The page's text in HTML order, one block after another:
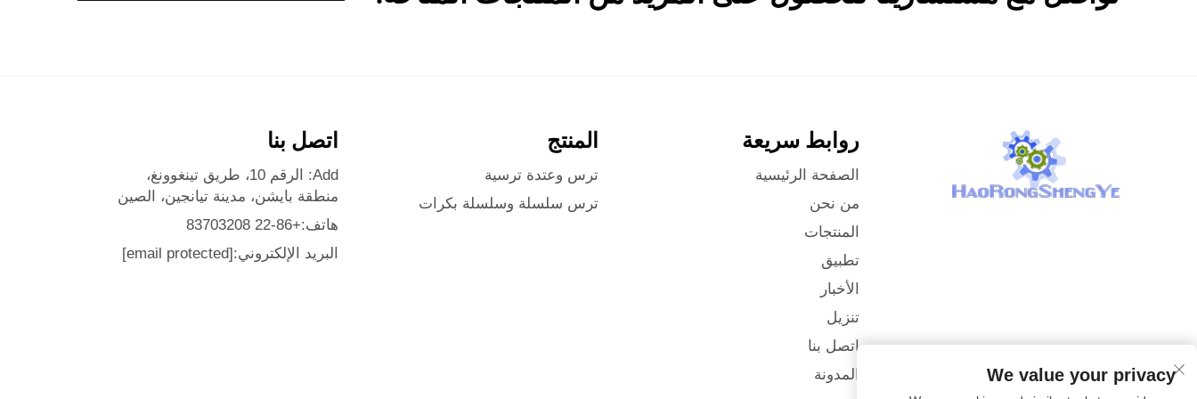
روابط سريعة
الصفحة الرئيسية
من نحن
المنتجات
تطبيق
الأخبار
تنزيل
اتصل بنا
المدونة
المنتج
ترس وعتدة ترسية
ترس سلسلة وسلسلة بكرات
اتصل بنا
Add: الرقم 10، طريق تينغوونغ،
منطقة بايشن، مدينة تيانجين، الصين
هاتف:+86-22 83703208
البريد الإلكتروني:[email protected]
We value your privacy